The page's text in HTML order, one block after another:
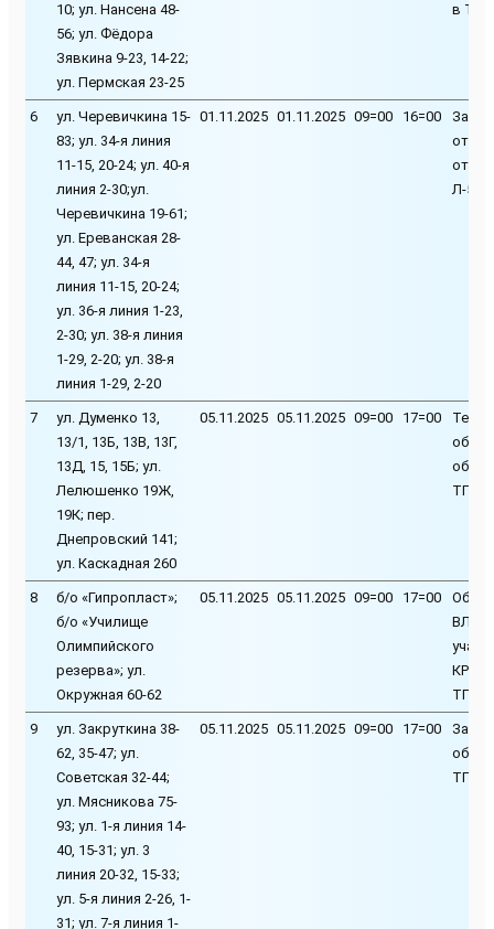
10; ул. Нансена 48-
56; ул. Фёдора
Зявкина 9-23, 14-22;
ул. Пермская 23-25
в ТП-
6
ул. Черевичкина 15-
83; ул. 34-я линия
11-15, 20-24; ул. 40-я
линия 2-30;ул.
Черевичкина 19-61;
ул. Ереванская 28-
44, 47; ул. 34-я
линия 11-15, 20-24;
ул. 36-я линия 1-23,
2-30; ул. 38-я линия
1-29, 2-20; ул. 38-я
линия 1-29, 2-20
01.11.2025 01.11.2025 09=00 16=00
от ВЛ
Л-5 Л-
7
ул. Думенко 13,
13/1, 13Б, 13В, 13Г,
13Д, 15, 15Б; ул.
Лелюшенко 19Ж,
19К; пер.
Днепровский 141;
ул. Каскадная 260
05.11.2025 05.11.2025 09=00 17=00
ТП-
8
б/о «Гипропласт»;
б/о «Училище
Олимпийского
резерва»; ул.
Окружная 60-62
05.11.2025 05.11.2025 09=00 17=00
ВЛ-6
КРН-
ТП-
9
ул. Закруткина 38-
62, 35-47; ул.
Советская 32-44;
ул. Мясникова 75-
93; ул. 1-я линия 14-
40, 15-31; ул. 3
линия 20-32, 15-33;
ул. 5-я линия 2-26, 1-
31; ул. 7-я линия 1-
05.11.2025 05.11.2025 09=00 17=00
ТП-